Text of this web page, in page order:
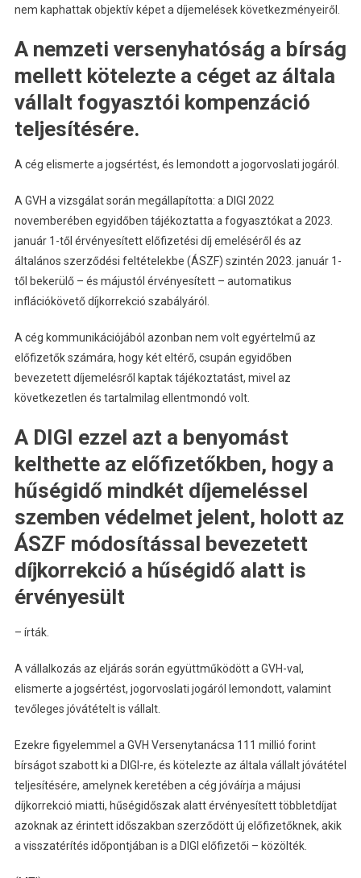
nem kaphattak objektív képet a díjemelések következményeiről.
A nemzeti versenyhatóság a bírság
mellett kötelezte a céget az általa
vállalt fogyasztói kompenzáció
teljesítésére.
A cég elismerte a jogsértést, és lemondott a jogorvoslati jogáról.
A GVH a vizsgálat során megállapította: a DIGI 2022
novemberében egyidőben tájékoztatta a fogyasztókat a 2023.
január 1-től érvényesített előfizetési díj emeléséről és az
általános szerződési feltételekbe (ÁSZF) szintén 2023. január 1-
től bekerülő – és májustól érvényesített – automatikus
inflációkövető díjkorrekció szabályáról.
A cég kommunikációjából azonban nem volt egyértelmű az
előfizetők számára, hogy két eltérő, csupán egyidőben
bevezetett díjemelésről kaptak tájékoztatást, mivel az
következetlen és tartalmilag ellentmondó volt.
A DIGI ezzel azt a benyomást
kelthette az előfizetőkben, hogy a
hűségidő mindkét díjemeléssel
szemben védelmet jelent, holott az
ÁSZF módosítással bevezetett
díjkorrekció a hűségidő alatt is
érvényesült
– írták.
A vállalkozás az eljárás során együttműködött a GVH-val,
elismerte a jogsértést, jogorvoslati jogáról lemondott, valamint
tevőleges jóvátételt is vállalt.
Ezekre figyelemmel a GVH Versenytanácsa 111 millió forint
bírságot szabott ki a DIGI-re, és kötelezte az általa vállalt jóvátétel
teljesítésére, amelynek keretében a cég jóváírja a májusi
díjkorrekció miatti, hűségidőszak alatt érvényesített többletdíjat
azoknak az érintett időszakban szerződött új előfizetőknek, akik
a visszatérítés időpontjában is a DIGI előfizetői – közölték.